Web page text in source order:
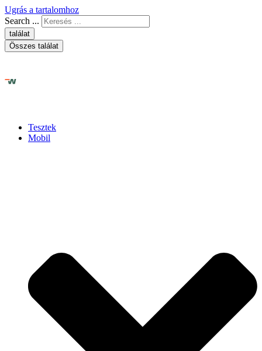
Ugrás a tartalomhoz
Search ...
találat
Összes találat
Tesztek
Mobil